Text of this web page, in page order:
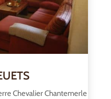
Chevalier Chantemerle